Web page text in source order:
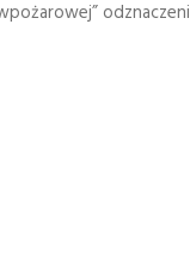
odznaczeni